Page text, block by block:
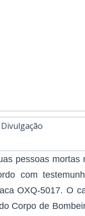
pessoas mortas
com
OXQ-5017. O
Corpo de